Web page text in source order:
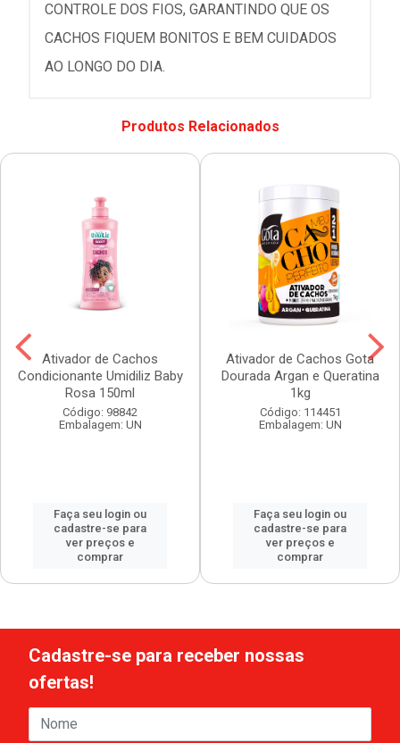
CONTROLE DOS FIOS, GARANTINDO QUE OS
CACHOS FIQUEM BONITOS E BEM CUIDADOS
AO LONGO DO DIA.
Produtos Relacionados
Ativador de Cachos
Condicionante Umidiliz Baby
Rosa 150ml
Código: 98842
Embalagem: UN
Faça seu login ou
cadastre-se para
ver preços e
comprar
Ativador de Cachos Gota
Dourada Argan e Queratina
1kg
Código: 114451
Embalagem: UN
Faça seu login ou
cadastre-se para
ver preços e
comprar
Cadastre-se para receber nossas
ofertas!